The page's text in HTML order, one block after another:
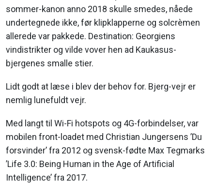
sommer-kanon anno 2018 skulle smedes, nåede
undertegnede ikke, før klipklapperne og solcrèmen
allerede var pakkede. Destination: Georgiens
vindistrikter og vilde vover hen ad Kaukasus-
bjergenes smalle stier.
Lidt godt at læse i blev der behov for. Bjerg-vejr er
nemlig lunefuldt vejr.
Med langt til Wi-Fi hotspots og 4G-forbindelser, var
mobilen front-loadet med Christian Jungersens ’Du
forsvinder’ fra 2012 og svensk-fødte Max Tegmarks
’Life 3.0: Being Human in the Age of Artificial
Intelligence’ fra 2017.